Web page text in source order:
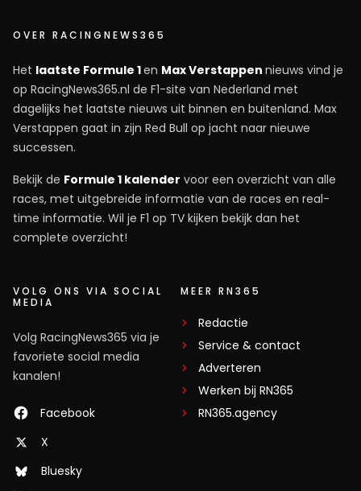
OVER RACINGNEWS365
Het laatste Formule 1en Max Verstappen nieuws vind je
op RacingNews365.nl de F1-site van Nederland met
dagelijks het laatste nieuws uit binnen en buitenland. Max
Verstappen gaat in zijn Red Bull op jacht naar nieuwe
successen.
Bekijk de Formule 1 kalender voor een overzicht van alle
races, met uitgebreide informatie van de races en real-
time informatie. Wil je F1 op TV kijken bekijk dan het
complete overzicht!
VOLG ONS VIA SOCIAL
MEDIA
Volg RacingNews365 via je
favoriete social media
kanalen!
Facebook
X
Bluesky
MEER RN365
Redactie
Service & contact
Adverteren
Werken bij RN365
RN365.agency